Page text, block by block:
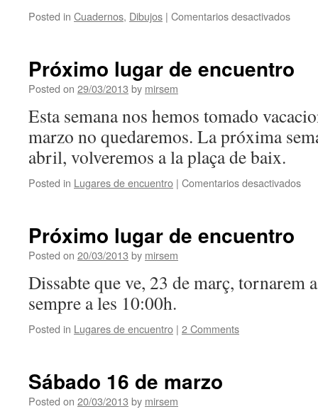
Posted in Cuadernos, Dibujos | Comentarios desactivados
Próximo lugar de encuentro
Posted on 29/03/2013 by mirsem
Esta semana nos hemos tomado
marzo no quedaremos. La próxima
abril, volveremos a la plaça de baix.
Posted in Lugares de encuentro | Comentarios desactivados
Próximo lugar de encuentro
Posted on 20/03/2013 by mirsem
Dissabte que ve, 23 de març, tornarem
sempre a les 10:00h.
Posted in Lugares de encuentro | 2 Comments
Sábado 16 de marzo
Posted on 20/03/2013 by mirsem